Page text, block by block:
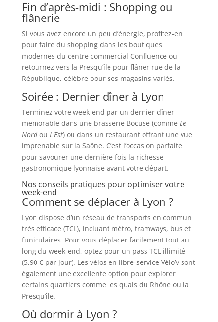
Fin d’après-midi : Shopping ou
flânerie
Si vous avez encore un peu d’énergie, profitez-en
pour faire du shopping dans les boutiques
modernes du centre commercial Confluence ou
retournez vers la Presqu’île pour flâner rue de la
République, célèbre pour ses magasins variés.
Soirée : Dernier dîner à Lyon
Terminez votre week-end par un dernier dîner
mémorable dans une brasserie Bocuse (comme Le
Nordou L’Est) ou dans un restaurant offrant une vue
imprenable sur la Saône. C’est l’occasion parfaite
pour savourer une dernière fois la richesse
gastronomique lyonnaise avant votre départ.
Nos conseils pratiques pour optimiser votre
week-end
Comment se déplacer à Lyon ?
Lyon dispose d’un réseau de transports en commun
très efficace (TCL), incluant métro, tramways, bus et
funiculaires. Pour vous déplacer facilement tout au
long du week-end, optez pour un pass TCL illimité
(5,90 € par jour). Les vélos en libre-service Vélo’v sont
également une excellente option pour explorer
certains quartiers comme les quais du Rhône ou la
Presqu’île.
Où dormir à Lyon ?